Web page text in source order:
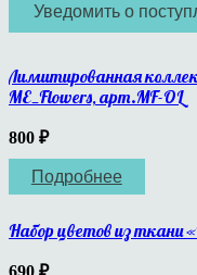
Уведомить о
Лимитированная
ME_Flowers, арт.MF-OL
800 ₽
Подробнее
Набор цветов из ткани
690 ₽